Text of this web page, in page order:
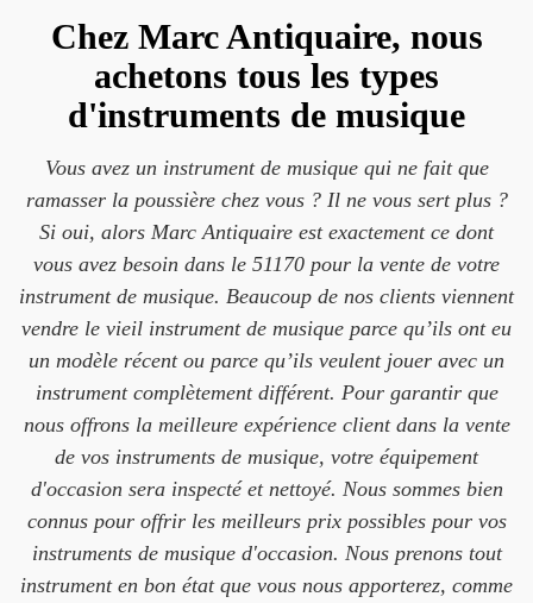
Chez Marc Antiquaire, nous
achetons tous les types
d'instruments de musique
Vous avez un instrument de musique qui ne fait que
ramasser la poussière chez vous ? Il ne vous sert plus ?
Si oui, alors Marc Antiquaire est exactement ce dont
vous avez besoin dans le 51170 pour la vente de votre
instrument de musique. Beaucoup de nos clients viennent
vendre le vieil instrument de musique parce qu’ils ont eu
un modèle récent ou parce qu’ils veulent jouer avec un
instrument complètement différent. Pour garantir que
nous offrons la meilleure expérience client dans la vente
de vos instruments de musique, votre équipement
d'occasion sera inspecté et nettoyé. Nous sommes bien
connus pour offrir les meilleurs prix possibles pour vos
instruments de musique d'occasion. Nous prenons tout
instrument en bon état que vous nous apporterez, comme